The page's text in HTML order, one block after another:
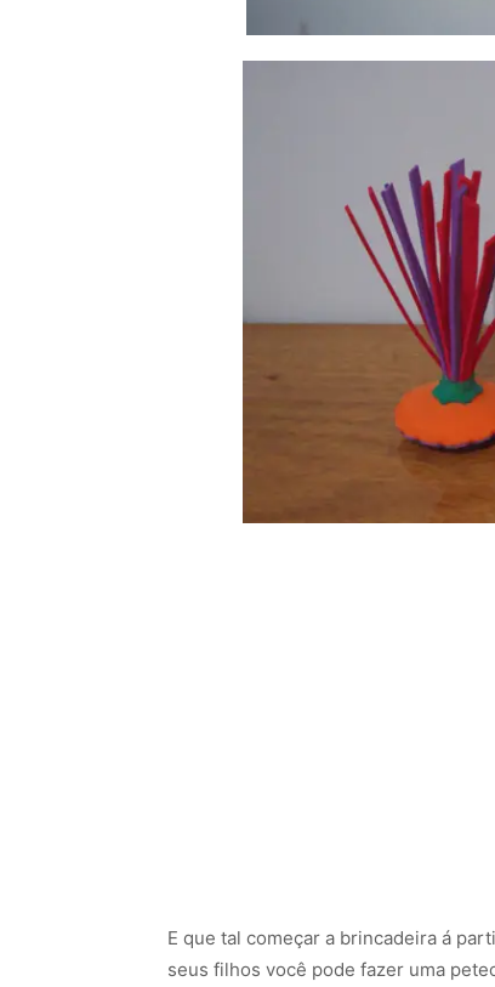
E que tal começar a brincadeira á
seus filhos você pode fazer uma